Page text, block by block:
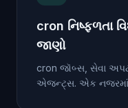
cron નિષ્ફળતા
જાણો
cron જૉબ્સ, સેવા
એજન્ટ્સ. એક